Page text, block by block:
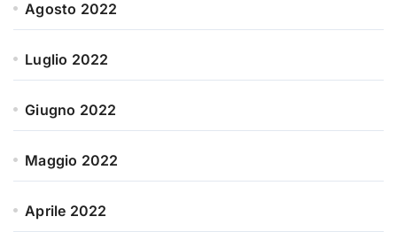
Agosto 2022
Luglio 2022
Giugno 2022
Maggio 2022
Aprile 2022